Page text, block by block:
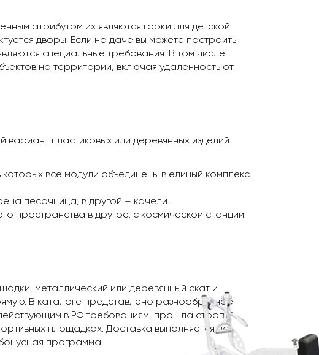
атрибутом их являются горки для детской
дворы. Если на даче вы можете построить
специальные требования. В том числе
на территории, включая удаленность от
вариант пластиковых или деревянных изделий
все модули объединены в единый комплекс.
песочница, в другой – качели.
пространства в другое: с космической станции
металлический или деревянный скат и
В каталоге представлено разнообразное
в РФ требованиям, прошла строгий
площадках. Доставка выполняется по
программа.